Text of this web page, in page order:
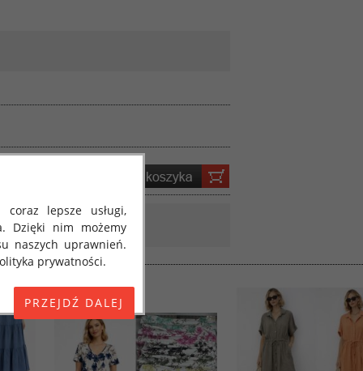
lepsze usługi,
Dzięki nim możemy
naszych uprawnień.
prywatności.
2016/679 z dnia 27
i w sprawie
"RODO", "ORODO",
poinformować Cię o
2018 roku. Poniżej